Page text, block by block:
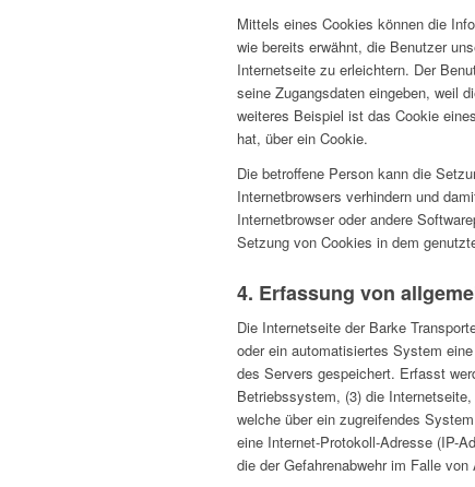
Mittels eines Cookies können die
wie bereits erwähnt, die Benutzer
Internetseite zu erleichtern. Der
seine Zugangsdaten eingeben, weil
weiteres Beispiel ist das Cookie
hat, über ein Cookie.
Die betroffene Person kann die
Internetbrowsers verhindern und
Internetbrowser oder andere
Setzung von Cookies in dem
4. Erfassung von
Die Internetseite der Barke
oder ein automatisiertes System
des Servers gespeichert. Erfasst
Betriebssystem, (3) die
welche über ein zugreifendes
eine Internet-Protokoll-Adresse (IP-
die der Gefahrenabwehr im Falle